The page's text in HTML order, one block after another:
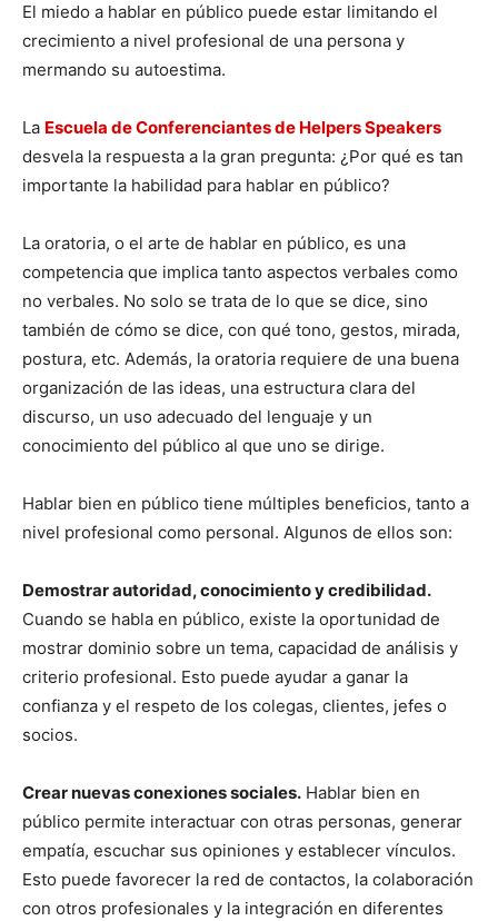
El miedo a hablar en público puede estar limitando el
crecimiento a nivel profesional de una persona y
mermando su autoestima.
La Escuela de Conferenciantes de Helpers Speakers
desvela la respuesta a la gran pregunta: ¿Por qué es tan
importante la habilidad para hablar en público?
La oratoria, o el arte de hablar en público, es una
competencia que implica tanto aspectos verbales como
no verbales. No solo se trata de lo que se dice, sino
también de cómo se dice, con qué tono, gestos, mirada,
postura, etc. Además, la oratoria requiere de una buena
organización de las ideas, una estructura clara del
discurso, un uso adecuado del lenguaje y un
conocimiento del público al que uno se dirige.
Hablar bien en público tiene múltiples beneficios, tanto a
nivel profesional como personal. Algunos de ellos son:
Demostrar autoridad, conocimiento y credibilidad.
Cuando se habla en público, existe la oportunidad de
mostrar dominio sobre un tema, capacidad de análisis y
criterio profesional. Esto puede ayudar a ganar la
confianza y el respeto de los colegas, clientes, jefes o
socios.
Crear nuevas conexiones sociales. Hablar bien en
público permite interactuar con otras personas, generar
empatía, escuchar sus opiniones y establecer vínculos.
Esto puede favorecer la red de contactos, la colaboración
con otros profesionales y la integración en diferentes